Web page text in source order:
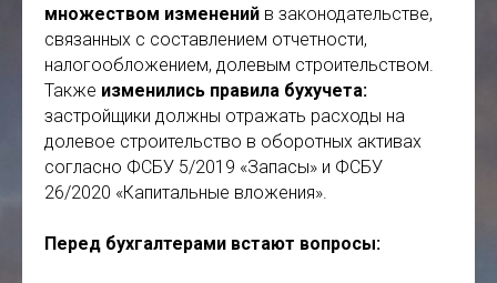
множеством изменений в законодательстве,
связанных с составлением отчетности,
налогообложением, долевым строительством.
Также изменились правила бухучета:
застройщики должны отражать расходы на
долевое строительство в оборотных активах
согласно ФСБУ 5/2019 «Запасы» и ФСБУ
26/2020 «Капитальные вложения».
Перед бухгалтерами встают вопросы: